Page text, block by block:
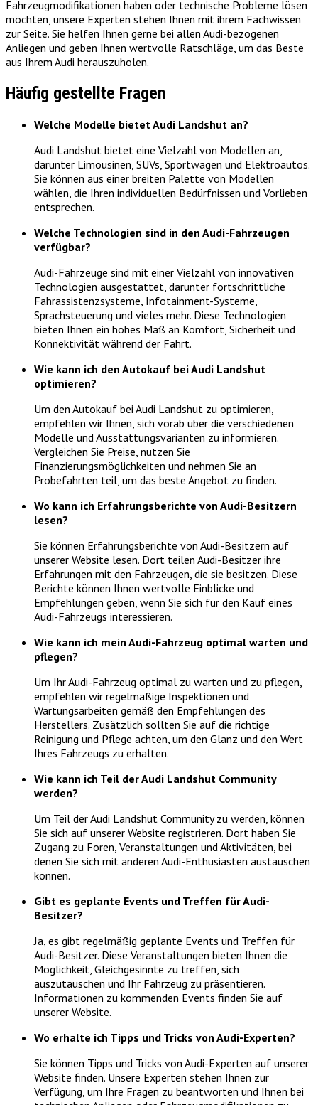
Fahrzeugmodifikationen haben oder technische Probleme lösen
möchten, unsere Experten stehen Ihnen mit ihrem Fachwissen
zur Seite. Sie helfen Ihnen gerne bei allen Audi-bezogenen
Anliegen und geben Ihnen wertvolle Ratschläge, um das Beste
aus Ihrem Audi herauszuholen.
Häufig gestellte Fragen
Welche Modelle bietet Audi Landshut an?
Audi Landshut bietet eine Vielzahl von Modellen an,
darunter Limousinen, SUVs, Sportwagen und Elektroautos.
Sie können aus einer breiten Palette von Modellen
wählen, die Ihren individuellen Bedürfnissen und Vorlieben
entsprechen.
Welche Technologien sind in den Audi-Fahrzeugen
verfügbar?
Audi-Fahrzeuge sind mit einer Vielzahl von innovativen
Technologien ausgestattet, darunter fortschrittliche
Fahrassistenzsysteme, Infotainment-Systeme,
Sprachsteuerung und vieles mehr. Diese Technologien
bieten Ihnen ein hohes Maß an Komfort, Sicherheit und
Konnektivität während der Fahrt.
Wie kann ich den Autokauf bei Audi Landshut
optimieren?
Um den Autokauf bei Audi Landshut zu optimieren,
empfehlen wir Ihnen, sich vorab über die verschiedenen
Modelle und Ausstattungsvarianten zu informieren.
Vergleichen Sie Preise, nutzen Sie
Finanzierungsmöglichkeiten und nehmen Sie an
Probefahrten teil, um das beste Angebot zu finden.
Wo kann ich Erfahrungsberichte von Audi-Besitzern
lesen?
Sie können Erfahrungsberichte von Audi-Besitzern auf
unserer Website lesen. Dort teilen Audi-Besitzer ihre
Erfahrungen mit den Fahrzeugen, die sie besitzen. Diese
Berichte können Ihnen wertvolle Einblicke und
Empfehlungen geben, wenn Sie sich für den Kauf eines
Audi-Fahrzeugs interessieren.
Wie kann ich mein Audi-Fahrzeug optimal warten und
pflegen?
Um Ihr Audi-Fahrzeug optimal zu warten und zu pflegen,
empfehlen wir regelmäßige Inspektionen und
Wartungsarbeiten gemäß den Empfehlungen des
Herstellers. Zusätzlich sollten Sie auf die richtige
Reinigung und Pflege achten, um den Glanz und den Wert
Ihres Fahrzeugs zu erhalten.
Wie kann ich Teil der Audi Landshut Community
werden?
Um Teil der Audi Landshut Community zu werden, können
Sie sich auf unserer Website registrieren. Dort haben Sie
Zugang zu Foren, Veranstaltungen und Aktivitäten, bei
denen Sie sich mit anderen Audi-Enthusiasten austauschen
können.
Gibt es geplante Events und Treffen für Audi-
Besitzer?
Ja, es gibt regelmäßig geplante Events und Treffen für
Audi-Besitzer. Diese Veranstaltungen bieten Ihnen die
Möglichkeit, Gleichgesinnte zu treffen, sich
auszutauschen und Ihr Fahrzeug zu präsentieren.
Informationen zu kommenden Events finden Sie auf
unserer Website.
Wo erhalte ich Tipps und Tricks von Audi-Experten?
Sie können Tipps und Tricks von Audi-Experten auf unserer
Website finden. Unsere Experten stehen Ihnen zur
Verfügung, um Ihre Fragen zu beantworten und Ihnen bei